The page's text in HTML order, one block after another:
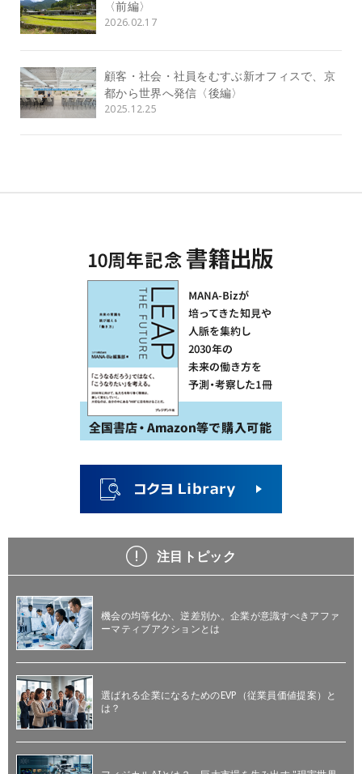
〈前編〉
2026.02.17
顧客・社会・社員をむすぶ新オフィスで、京
都から世界へ発信〈後編〉
2025.12.25
注目トピック
機会の均等化か、逆差別か。企業が意識すべきアファ
ーマティブアクションとは
選ばれる企業になるためのEVP（従業員価値提案）と
は？